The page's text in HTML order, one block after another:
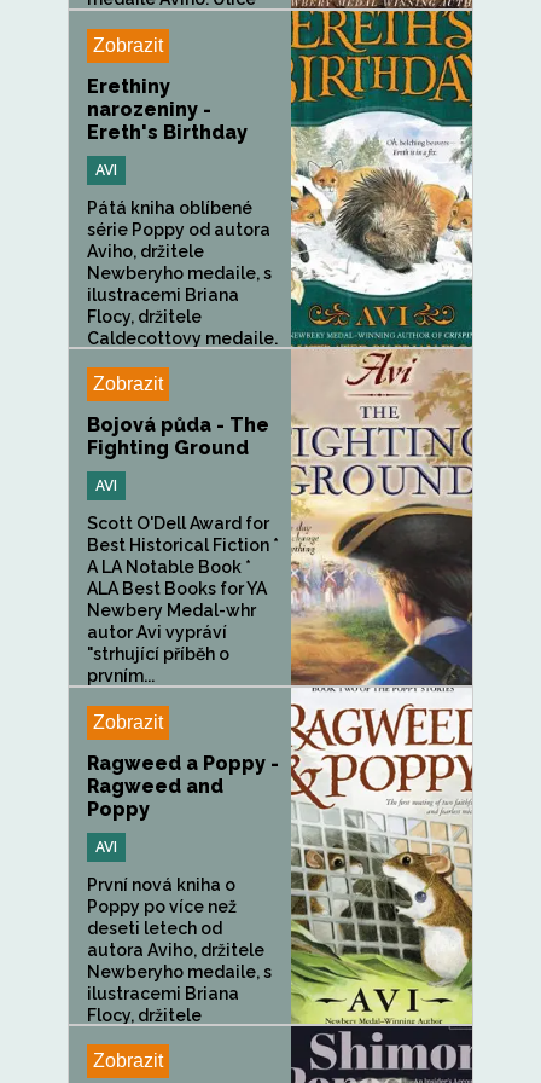
Zobrazit
Erethiny
narozeniny -
Ereth's Birthday
AVI
Pátá kniha oblíbené
série Poppy od autora
Aviho, držitele
Newberyho medaile, s
ilustracemi Briana
Flocy, držitele
Caldecottovy medaile.
Zobrazit
Bojová půda - The
Fighting Ground
AVI
Scott O'Dell Award for
Best Historical Fiction *
A LA Notable Book *
ALA Best Books for YA
Newbery Medal-whr
autor Avi vypráví
"strhující příběh o
prvním...
Zobrazit
Ragweed a Poppy -
Ragweed and
Poppy
AVI
První nová kniha o
Poppy po více než
deseti letech od
autora Aviho, držitele
Newberyho medaile, s
ilustracemi Briana
Flocy, držitele
Zobrazit